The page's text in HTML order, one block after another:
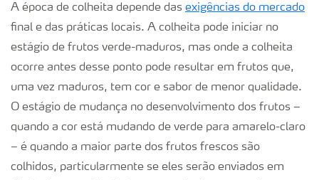
A época de colheita depende das exigências do mercado
final e das práticas locais. A colheita pode iniciar no
estágio de frutos verde-maduros, mas onde a colheita
ocorre antes desse ponto pode resultar em frutos que,
uma vez maduros, tem cor e sabor de menor qualidade.
O estágio de mudança no desenvolvimento dos frutos –
quando a cor está mudando de verde para amarelo-claro
– é quando a maior parte dos frutos frescos são
colhidos, particularmente se eles serão enviados em